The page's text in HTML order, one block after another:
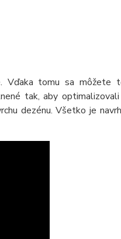
Vďaka tomu sa môžete
tak, aby
dezénu. Všetko je